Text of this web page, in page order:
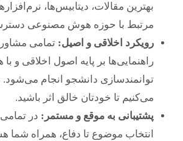
بهترین مقالات، دیتابیس‌ها،
مرتبط با حوزه هوش مصنوعی
رویکرد اخلاقی و اصیل: تمامی
راهنمایی‌ها بر پایه اصول اخلاقی و
توانمندسازی دانشجو انجام
می‌کنیم تا خودتان خالق اثر باشید.
پشتیبانی به موقع و مستمر: در
انتخاب موضوع تا دفاع، همراه شما